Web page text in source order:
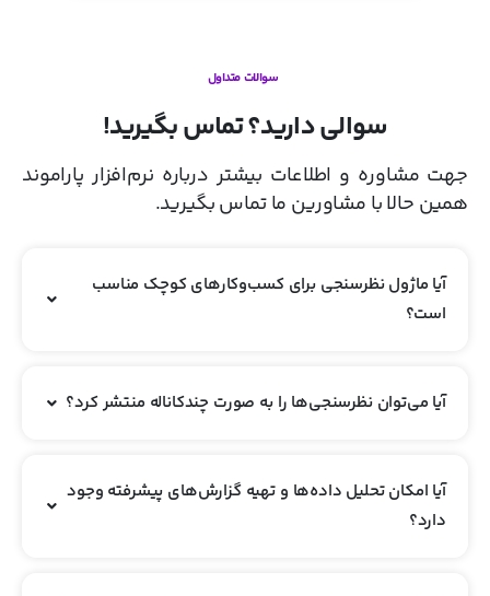
سوالات متداول
سوالی دارید؟ تماس بگیرید!
جهت مشاوره و اطلاعات بیشتر درباره نرم‌افزار پاراموند
همین حالا با مشاورین ما تماس بگیرید.
آیا ماژول نظرسنجی برای کسب‌وکارهای کوچک مناسب
است؟
آیا می‌توان نظرسنجی‌ها را به صورت چندکاناله منتشر کرد؟
آیا امکان تحلیل داده‌ها و تهیه گزارش‌های پیشرفته وجود
دارد؟